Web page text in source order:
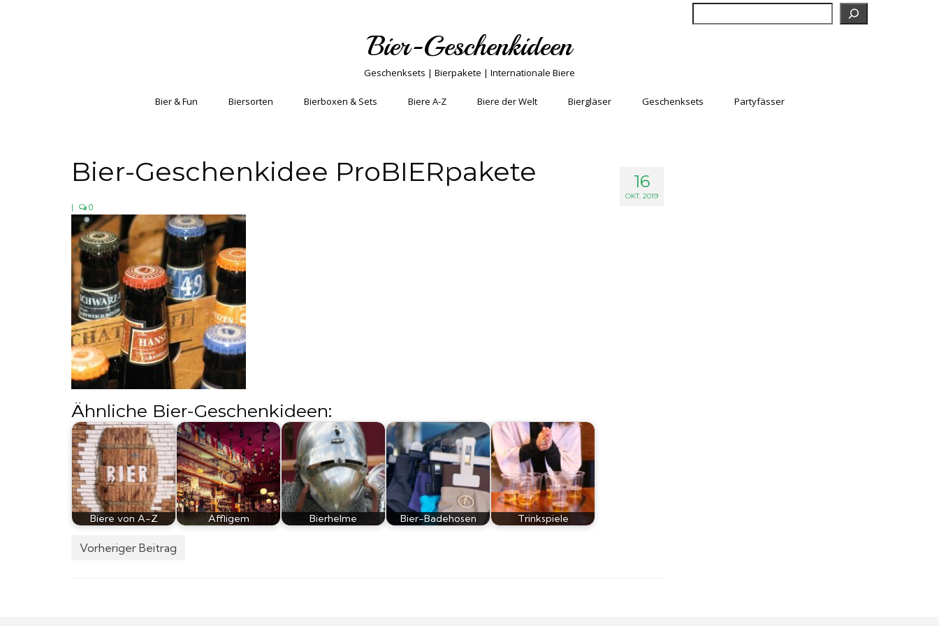
Bier-Geschenkideen
Geschenksets | Bierpakete | Internationale Biere
Bier & Fun Biersorten Bierboxen & Sets Biere A-Z Biere der Welt Biergläser Geschenksets Partyfässer
16
OKT. 2019
Bier-Geschenkidee ProBIERpakete
0
Ähnliche Bier-Geschenkideen:
Biere von A-Z Affligem Bierhelme Bier-Badehosen Trinkspiele
Vorheriger Beitrag